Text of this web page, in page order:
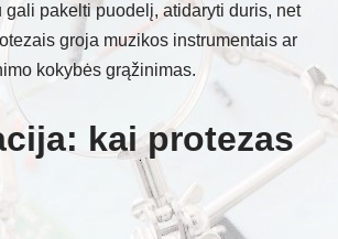
pakelti puodelį, atidaryti duris, net
groja muzikos instrumentais ar
kokybės grąžinimas.
kai protezas